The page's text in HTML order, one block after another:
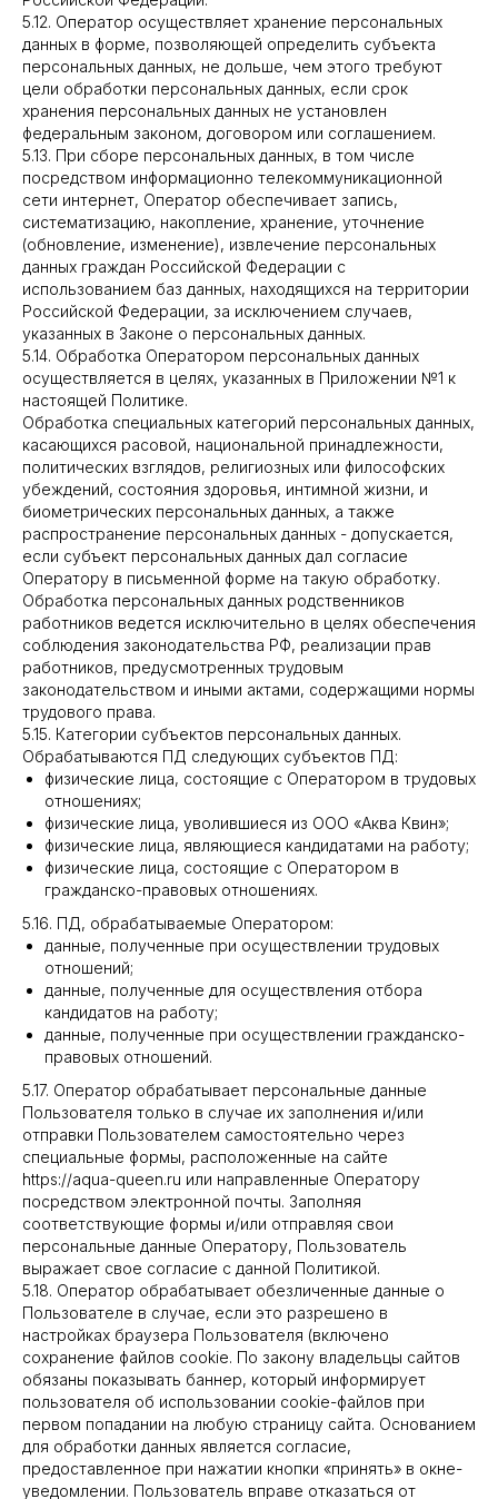
5.12. Оператор осуществляет хранение персональных
данных в форме, позволяющей определить субъекта
персональных данных, не дольше, чем этого требуют
цели обработки персональных данных, если срок
хранения персональных данных не установлен
федеральным законом, договором или соглашением.
5.13. При сборе персональных данных, в том числе
посредством информационно телекоммуникационной
сети интернет, Оператор обеспечивает запись,
систематизацию, накопление, хранение, уточнение
(обновление, изменение), извлечение персональных
данных граждан Российской Федерации с
использованием баз данных, находящихся на территории
Российской Федерации, за исключением случаев,
указанных в Законе о персональных данных.
5.14. Обработка Оператором персональных данных
осуществляется в целях, указанных в Приложении №1 к
настоящей Политике.
Обработка специальных категорий персональных данных,
касающихся расовой, национальной принадлежности,
политических взглядов, религиозных или философских
убеждений, состояния здоровья, интимной жизни, и
биометрических персональных данных, а также
распространение персональных данных - допускается,
если субъект персональных данных дал согласие
Оператору в письменной форме на такую обработку.
Обработка персональных данных родственников
работников ведется исключительно в целях обеспечения
соблюдения законодательства РФ, реализации прав
работников, предусмотренных трудовым
законодательством и иными актами, содержащими нормы
трудового права.
5.15. Категории субъектов персональных данных.
Обрабатываются ПД следующих субъектов ПД:
физические лица, состоящие с Оператором в трудовых
отношениях;
физические лица, уволившиеся из ООО «Аква Квин»;
физические лица, являющиеся кандидатами на работу;
физические лица, состоящие с Оператором в
гражданско-правовых отношениях.
5.16. ПД, обрабатываемые Оператором:
данные, полученные при осуществлении трудовых
отношений;
данные, полученные для осуществления отбора
кандидатов на работу;
данные, полученные при осуществлении гражданско-
правовых отношений.
5.17. Оператор обрабатывает персональные данные
Пользователя только в случае их заполнения и/или
отправки Пользователем самостоятельно через
специальные формы, расположенные на сайте
https://aqua-queen.ru или направленные Оператору
посредством электронной почты. Заполняя
соответствующие формы и/или отправляя свои
персональные данные Оператору, Пользователь
выражает свое согласие с данной Политикой.
5.18. Оператор обрабатывает обезличенные данные о
Пользователе в случае, если это разрешено в
настройках браузера Пользователя (включено
сохранение файлов cookie. По закону владельцы сайтов
обязаны показывать баннер, который информирует
пользователя об использовании cookie-файлов при
первом попадании на любую страницу сайта. Основанием
для обработки данных является согласие,
предоставленное при нажатии кнопки «принять» в окне-
уведомлении. Пользователь вправе отказаться от